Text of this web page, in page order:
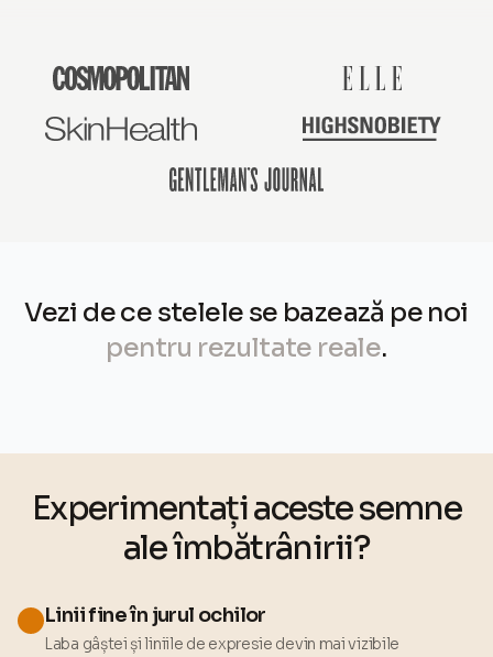
Vezi de ce stelele se bazează pe noi
pentru rezultate reale.
Experimentați acestesemne
ale îmbătrânirii?
Linii fine în jurul ochilor
Laba gâștei și liniile de expresie devin mai vizibile